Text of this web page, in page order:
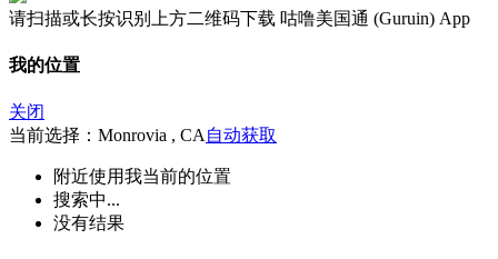
请扫描或长按识别上方二维码下载 咕噜美国通 (Guruin) App
我的位置
关闭
当前选择：Monrovia , CA 自动获取
附近使用我当前的位置
搜索中...
没有结果